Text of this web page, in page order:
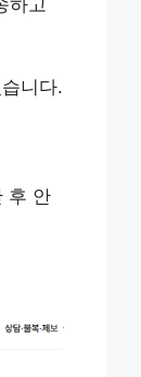
하고
니다.
후 안